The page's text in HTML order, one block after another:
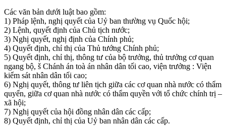
Các văn bản dưới luật bao gồm:
1) Pháp lệnh, nghị quyết của Uỷ ban thường vụ Quốc hội;
2) Lệnh, quyết định của Chủ tịch nước;
3) Nghị quyết, nghị định của Chính phủ;
4) Quyết định, chỉ thị của Thủ tướng Chính phủ;
5) Quyết định, chỉ thị, thông tư của bộ trưởng, thủ trưởng cơ quan
ngang bộ, š Chánh án toà án nhân dân tối cao, viện trưởng : Viện
kiểm sát nhân dân tối cao;
6) Nghị quyết, thông tư liên tịch giữa các cơ quan nhà nước có thẩm
quyển, giữa cơ quan nhà nước có thẩm quyền với tổ chức chính trị –
xã hội;
7) Nghị quyết của hội đồng nhân dân các cấp;
8) Quyết định, chỉ thị của Uỷ ban nhân dân các cấp.